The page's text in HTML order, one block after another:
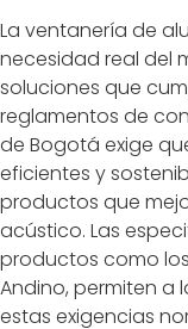
La ventanería de
necesidad real del
soluciones que
reglamentos de
de Bogotá exige
eficientes y
productos que
acústico. Las
productos como
Andino, permiten a
estas exigencias